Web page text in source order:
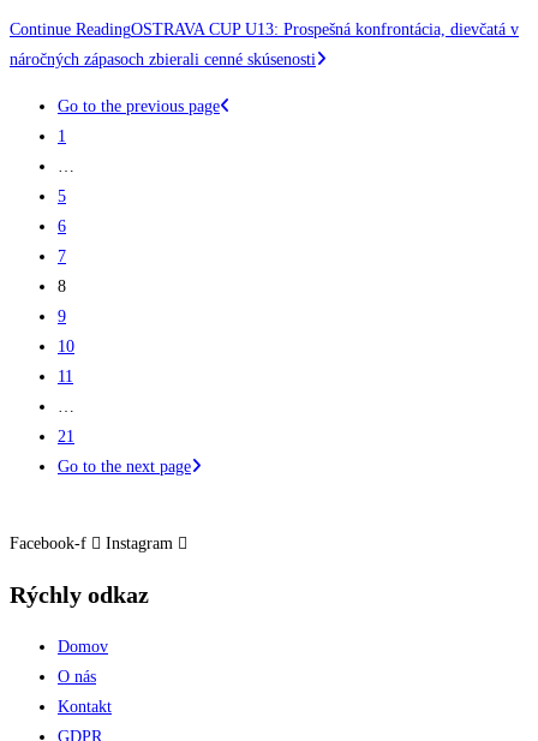
Continue ReadingOSTRAVA CUP U13: Prospešná konfrontácia, dievčatá v
náročných zápasoch zbierali cenné skúsenosti
Go to the previous page
1
5
6
7
8
9
10
11
21
Go to the next page
Facebook-f Instagram
Rýchly odkaz
Domov
O nás
Kontakt
GDPR